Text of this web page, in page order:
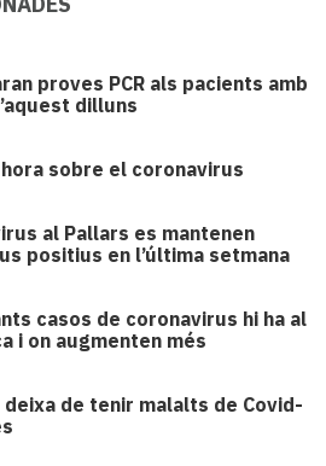
proves PCR als pacients amb
dilluns
hora sobre el coronavirus
al Pallars es mantenen
positius en l’última setmana
casos de coronavirus hi ha al
i on augmenten més
deixa de tenir malalts de Covid-